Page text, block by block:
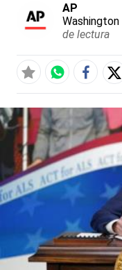
AP
Washington
de lectura